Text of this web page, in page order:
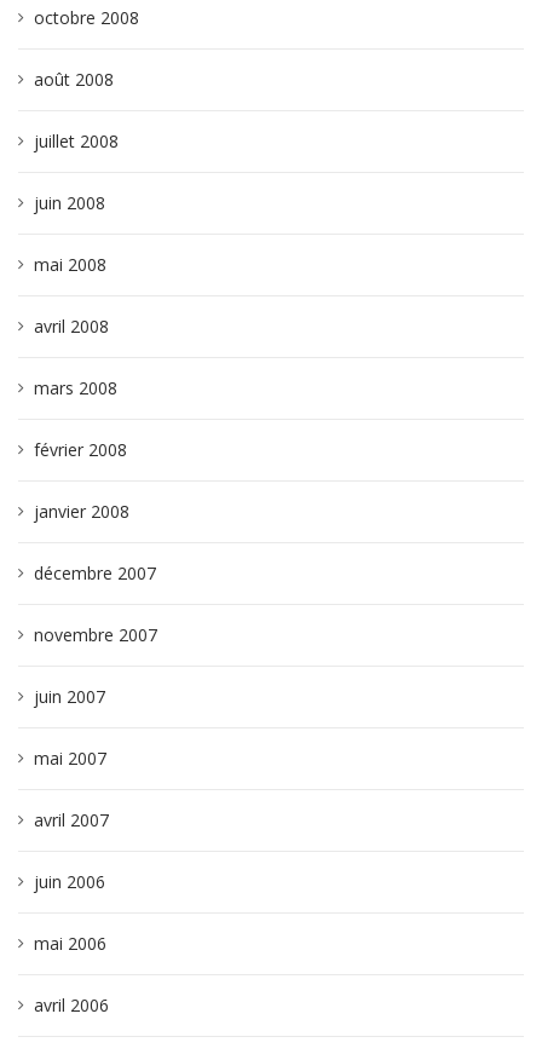
octobre 2008
août 2008
juillet 2008
juin 2008
mai 2008
avril 2008
mars 2008
février 2008
janvier 2008
décembre 2007
novembre 2007
juin 2007
mai 2007
avril 2007
juin 2006
mai 2006
avril 2006